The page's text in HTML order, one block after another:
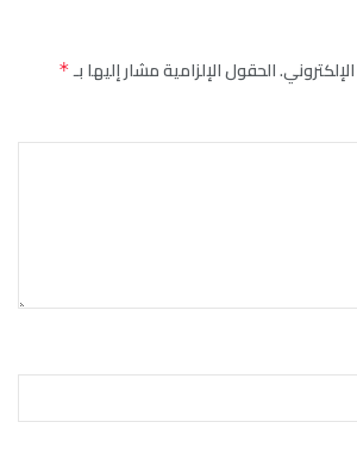
الحقول الإلزامية مشار إليها بـ*